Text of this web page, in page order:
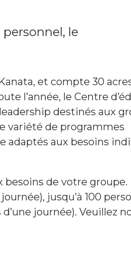
le
et compte 30
l’année, le Centre
destinés aux
variété de programmes
adaptés aux besoins
besoins de votre groupe.
jusqu’à 100
journée). Veuillez